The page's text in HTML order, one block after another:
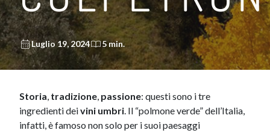
Luglio 19, 2024 5 min.
Storia, tradizione, passione: questi sono i tre
ingredienti deivini umbri. Il “polmone verde” dell’Italia,
infatti, è famoso non solo per i suoi paesaggi